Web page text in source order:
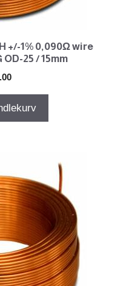
+/-1% 0,090Ω wire
OD-25 / 15mm